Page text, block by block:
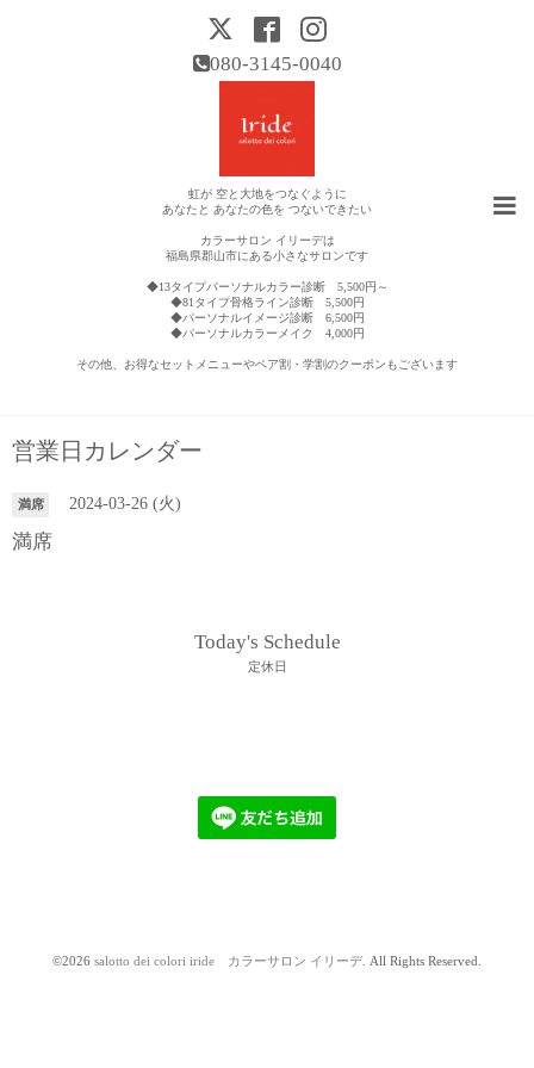
080-3145-0040
虹が 空と大地をつなぐように
あなたと あなたの色を つないできたい
カラーサロン イリーデは
福島県郡山市にある小さなサロンです
◆13タイプパーソナルカラー診断 5,500円～
◆81タイプ骨格ライン診断 5,500円
◆パーソナルイメージ診断 6,500円
◆パーソナルカラーメイク 4,000円
その他、お得なセットメニューやペア割・学割のクーポンもございます
営業日カレンダー
満席 2024-03-26 (火)
満席
Today's Schedule
定休日
©2026 salotto dei colori iride カラーサロン イリーデ. All Rights Reserved.